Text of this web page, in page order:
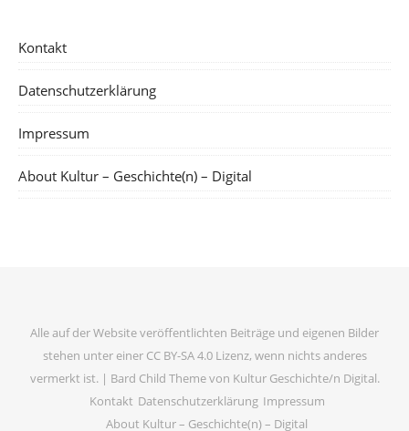
Kontakt
Datenschutzerklärung
Impressum
About Kultur – Geschichte(n) – Digital
Alle auf der Website veröffentlichten Beiträge und eigenen Bilder
stehen unter einer CC BY-SA 4.0 Lizenz, wenn nichts anderes
vermerkt ist. | Bard Child Theme von Kultur Geschichte/n Digital.
Kontakt Datenschutzerklärung Impressum
About Kultur – Geschichte(n) – Digital